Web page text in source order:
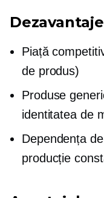
Piață
de produs)
Produse
identitatea de
Dependența
producție